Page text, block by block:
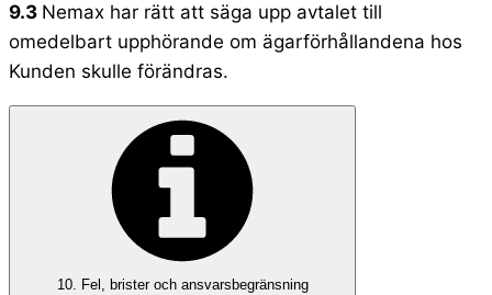
9.3 Nemax har rätt att säga upp avtalet till
omedelbart upphörande om ägarförhållandena hos
Kunden skulle förändras.
10. Fel, brister och ansvarsbegränsning